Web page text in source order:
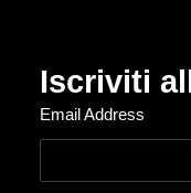
Iscriviti
Email Address